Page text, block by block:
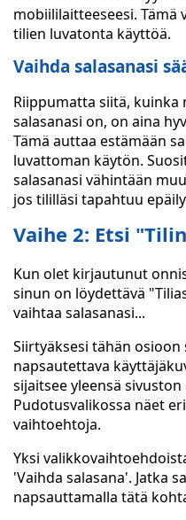
mobiililaitteeseesi.
tilien luvatonta käyttöä.
Vaihda salasanasi
Riippumatta siitä,
salasanasi on, on aina
Tämä auttaa estämään
luvattoman käytön.
salasanasi vähintään
jos tililläsi tapahtuu
Vaihe 2: Etsi
Kun olet kirjautunut
sinun on löydettävä
vaihtaa salasanasi...
Siirtyäksesi tähän
napsautettava
sijaitsee yleensä
Pudotusvalikossa näet
vaihtoehtoja.
Yksi
'Vaihda salasana'. Jatka
napsauttamalla tätä